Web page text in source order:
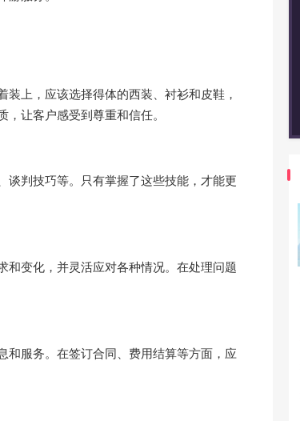
上，应该选择得体的西装、衬衫和皮鞋，
让客户感受到尊重和信任。
谈判技巧等。只有掌握了这些技能，才能更
和变化，并灵活应对各种情况。在处理问题
和服务。在签订合同、费用结算等方面，应